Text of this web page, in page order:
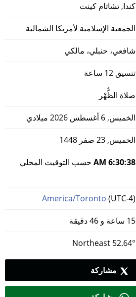
كندا, تشاتام كينت
الجمعية الإسلامية لأمريكا الشمالية
شافعي، حنبلي، مالكي
تنسيق 12 ساعة
صلاة الظُّهْر
الخميس, 6 أغسطس 2026 ميلادي
الخميس, 23 صفر 1448
6:30:38 AM
حسب التوقيت المحلي
America/Toronto (UTC-4)
مشاركة